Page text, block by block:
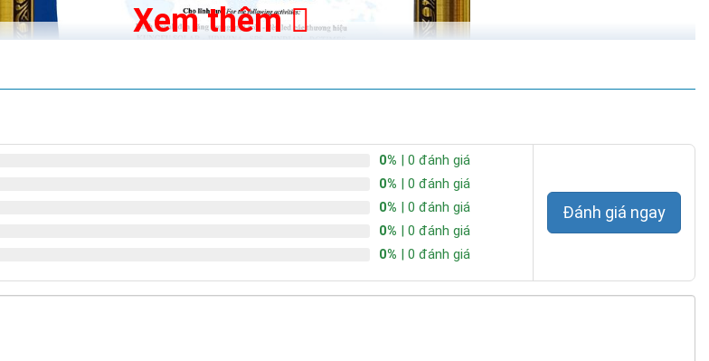
Xem thêm
0% | 0 đánh giá
0% | 0 đánh giá
0% | 0 đánh giá
0% | 0 đánh giá
0% | 0 đánh giá
Đánh giá ngay